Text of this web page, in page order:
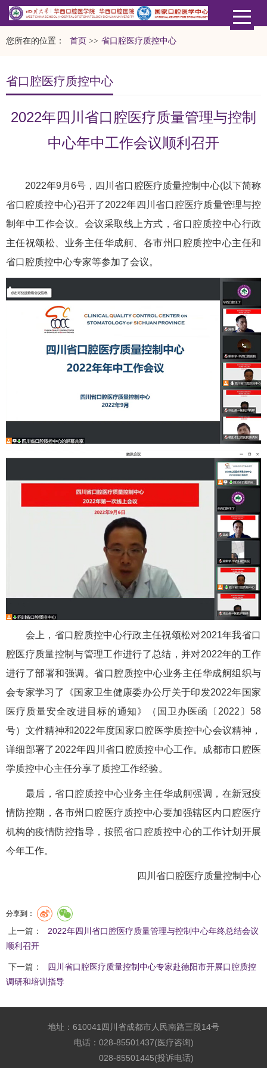
您所在的位置： 首页 >> 省口腔医疗质控中心
省口腔医疗质控中心
2022年四川省口腔医疗质量管理与控制
中心年中工作会议顺利召开
2022年9月6号，四川省口腔医疗质量控制中心(以下简称
省口腔质控中心)召开了2022年四川省口腔医疗质量管理与控
制年中工作会议。会议采取线上方式，省口腔质控中心行政
主任祝颂松、业务主任华成舸、各市州口腔质控中心主任和
省口腔质控中心专家等参加了会议。
会上，省口腔质控中心行政主任祝颂松对2021年我省口
腔医疗质量控制与管理工作进行了总结，并对2022年的工作
进行了部署和强调。省口腔质控中心业务主任华成舸组织与
会专家学习了《国家卫生健康委办公厅关于印发2022年国家
医疗质量安全改进目标的通知》（国卫办医函〔2022〕58
号）文件精神和2022年度国家口腔医学质控中心会议精神，
详细部署了2022年四川省口腔质控中心工作。成都市口腔医
学质控中心主任分享了质控工作经验。
最后，省口腔质控中心业务主任华成舸强调，在新冠疫
情防控期，各市州口腔医疗质控中心要加强辖区内口腔医疗
机构的疫情防控指导，按照省口腔质控中心的工作计划开展
今年工作。
四川省口腔医疗质量控制中心
分享到：
上一篇：
2022年四川省口腔医疗质量管理与控制中心年终总结会议
顺利召开
下一篇：
四川省口腔医疗质量控制中心专家赴德阳市开展口腔质控
调研和培训指导
地址：610041四川省成都市人民南路三段14号
电话：028-85501437(医疗咨询)
028-85501445(投诉电话)